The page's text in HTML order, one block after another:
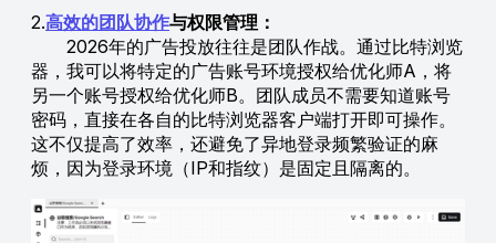
2.高效的团队协作与权限管理：
2026年的广告投放往往是团队作战。通过比特浏览
器，我可以将特定的广告账号环境授权给优化师A，将
另一个账号授权给优化师B。团队成员不需要知道账号
密码，直接在各自的比特浏览器客户端打开即可操作。
这不仅提高了效率，还避免了异地登录频繁验证的麻
烦，因为登录环境（IP和指纹）是固定且隔离的。